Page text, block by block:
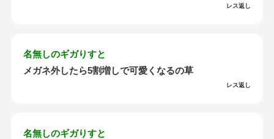
レス返し
名無しのギガりすと
メガネ外したら5割増しで可愛くなるの草
レス返し
名無しのギガりすと